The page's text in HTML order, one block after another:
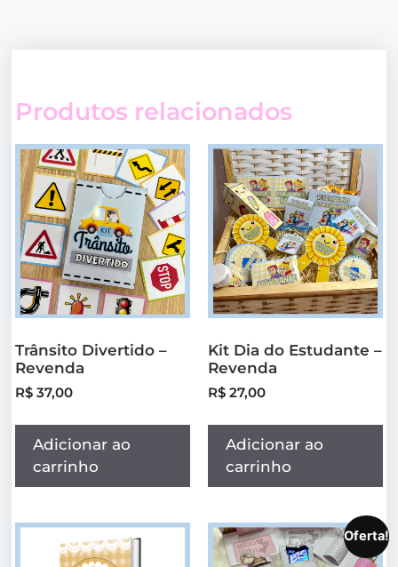
Produtos relacionados
Trânsito Divertido –
Revenda
R$ 37,00
Adicionar ao
carrinho
Kit Dia do Estudante –
Revenda
R$ 27,00
Adicionar ao
carrinho
Oferta!